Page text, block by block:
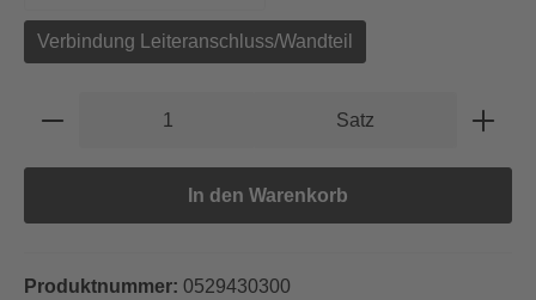
Verbindung Leiteranschluss/Wandteil
Produkt Anzahl: Gib den gewünschten
Satz
In den Warenkorb
Produktnummer: 0529430300